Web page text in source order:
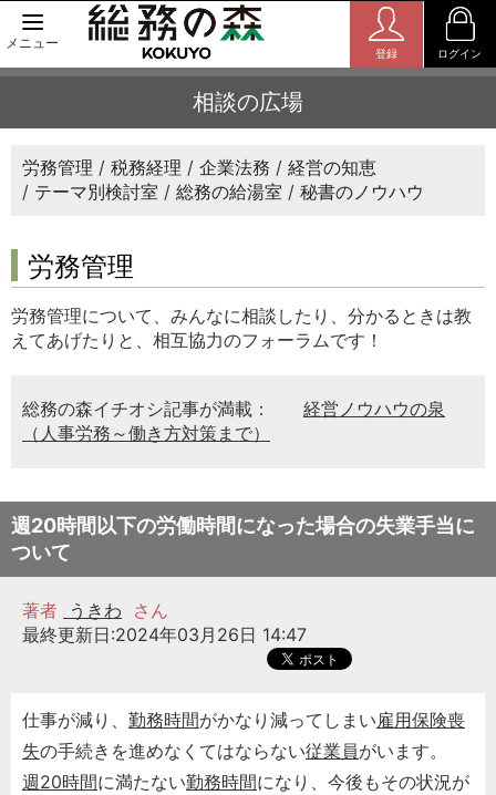
メニュー
登録 ログイン
相談の広場
労務管理 税務経理 企業法務
経営の知恵
テーマ別検討室
総務の給湯室 秘書のノウハウ
労務管理
労務管理について、みんなに相談したり、分かるときは教
えてあげたりと、相互協力のフォーラムです！
総務の森イチオシ記事が満載：
経営ノウハウの泉
（人事労務～働き方対策まで）
週20時間以下の労働時間になった場合の失業手当に
ついて
著者 うきわ
さん
最終更新日:2024年03月26日 14:47
仕事が減り、 勤務時間がかなり減ってしまい雇用保険喪
失の手続きを進めなくてはならない従業員がいます。
週20時間に満たない勤務時間になり、今後もその状況が